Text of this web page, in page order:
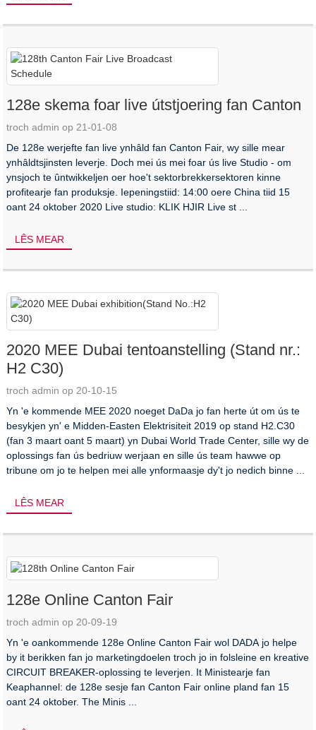
128e skema foar live útstjoering fan Canton
troch admin op 21-01-08
De 128e werjefte fan live ynhâld fan Canton Fair, wy sille mear
ynhâldtsjinsten leverje. Doch mei ús mei foar ús live Studio - om
ynsjoch te ûntwikkeljen oer hoe't sektorbrekkersektoren kinne
profitearje fan produksje. Iepeningstiid: 14:00 oere China tiid 15
oant 24 oktober 2020 Live studio: KLIK HJIR Live st ...
LÊS MEAR
2020 MEE Dubai tentoanstelling (Stand nr.:
H2 C30)
troch admin op 20-10-15
Yn 'e kommende MEE 2020 noeget DaDa jo fan herte út om ús te
besykjen yn' e Midden-Easten Elektrisiteit 2019 op stand H2.C30
(fan 3 maart oant 5 maart) yn Dubai World Trade Center, sille wy de
oplossings fan ús bedriuw werjaan en sille ús team hawwe op
tribune om jo te helpen mei alle ynformaasje dy't jo nedich binne ...
LÊS MEAR
128e Online Canton Fair
troch admin op 20-09-19
Yn 'e oankommende 128e Online Canton Fair wol DADA jo helpe
by it berikken fan jo marketingdoelen troch jo in folsleine en kreative
CIRCUIT BREAKER-oplossing te leverjen. It Ministearje fan
Keaphannel: de 128e sesje fan Canton Fair online pland fan 15
oant 24 oktober. The Minis ...